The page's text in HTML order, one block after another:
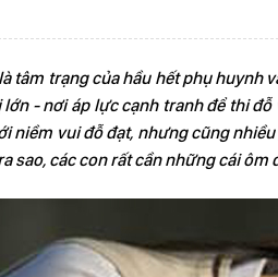
tâm trạng của hầu hết phụ huynh
- nơi áp lực cạnh tranh để thi
niềm vui đỗ đạt, nhưng cũng
sao, các con rất cần những cái